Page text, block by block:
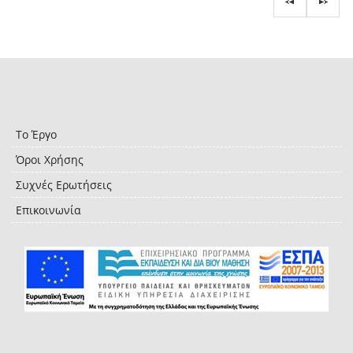
Το Έργο
Όροι Χρήσης
Συχνές Ερωτήσεις
Επικοινωνία